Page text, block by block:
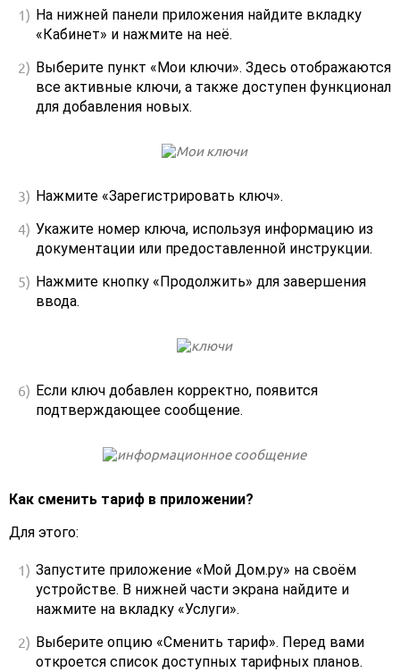
На нижней панели приложения найдите вкладку
«Кабинет» и нажмите на неё.
Выберите пункт «Мои ключи». Здесь отображаются
все активные ключи, а также доступен функционал
для добавления новых.
Нажмите «Зарегистрировать ключ».
Укажите номер ключа, используя информацию из
документации или предоставленной инструкции.
Нажмите кнопку «Продолжить» для завершения
ввода.
Если ключ добавлен корректно, появится
подтверждающее сообщение.
Как сменить тариф в приложении?
Для этого:
Запустите приложение «Мой Дом.ру» на своём
устройстве. В нижней части экрана найдите и
нажмите на вкладку «Услуги».
Выберите опцию «Сменить тариф». Перед вами
откроется список доступных тарифных планов.